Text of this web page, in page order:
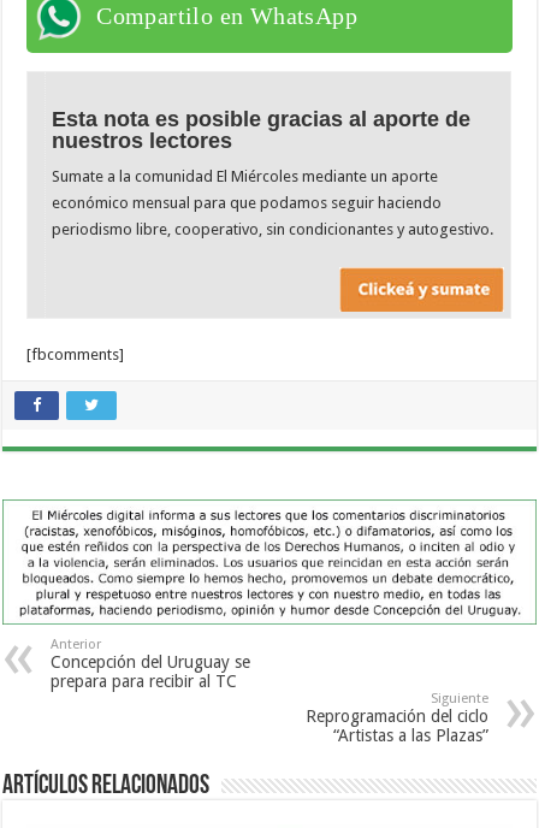
Compartilo en WhatsApp
Esta nota es posible gracias al aporte de
nuestros lectores
Sumate a la comunidad El Miércoles mediante un aporte
económico mensual para que podamos seguir haciendo
periodismo libre, cooperativo, sin condicionantes y autogestivo.
[fbcomments]
Anterior
Concepción del Uruguay se
prepara para recibir al TC
Siguiente
Reprogramación del ciclo
“Artistas a las Plazas”
Artículos Relacionados